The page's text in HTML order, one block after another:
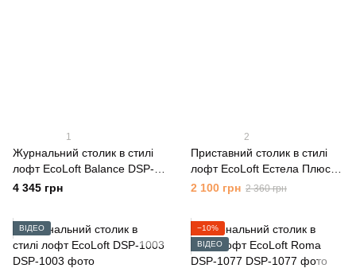
1
Журнальний столик в стилі
лофт EcoLoft Balance DSP-
1110
4 345 грн
2
Приставний столик в стилі
лофт EcoLoft Естела Плюс
DSP-1067
2 100 грн 2 360 грн
ВІДЕО
−10%
ВІДЕО